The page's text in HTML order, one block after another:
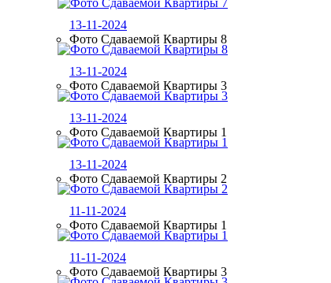
13-11-2024
Фото Сдаваемой Квартиры 8
13-11-2024
Фото Сдаваемой Квартиры 3
13-11-2024
Фото Сдаваемой Квартиры 1
13-11-2024
Фото Сдаваемой Квартиры 2
11-11-2024
Фото Сдаваемой Квартиры 1
11-11-2024
Фото Сдаваемой Квартиры 3